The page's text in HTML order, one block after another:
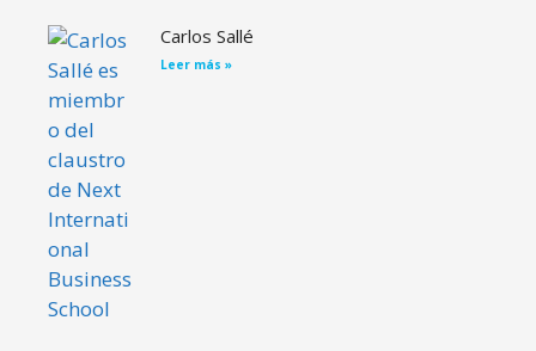
Carlos Sallé
Leer más »